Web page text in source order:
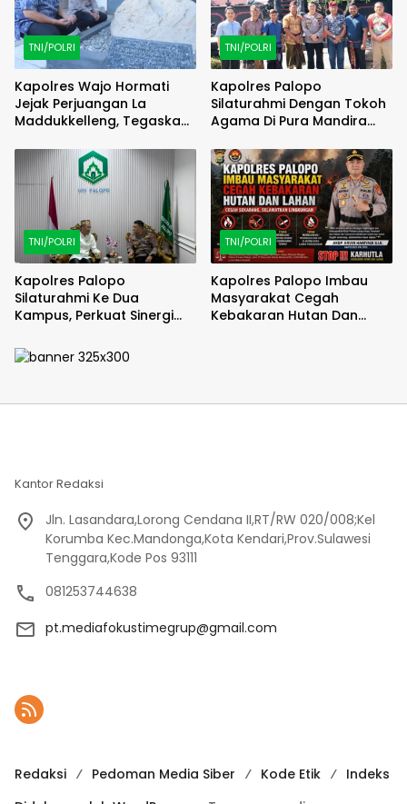
TNI/POLRI
Kapolres Wajo Hormati
Jejak Perjuangan La
Maddukkelleng, Tegaskan
Masyarakat Wajo
TNI/POLRI
Kapolres Palopo
Silaturahmi Dengan Tokoh
Agama Di Pura Mandira
Jaga Kamtibmas
TNI/POLRI
Kapolres Palopo
Silaturahmi Ke Dua
Kampus, Perkuat Sinergi
TNI/POLRI
Kapolres Palopo Imbau
Masyarakat Cegah
Kebakaran Hutan Dan
Kantor Redaksi
Jln. Lasandara,Lorong Cendana II,RT/RW 020/008;Kel
Korumba Kec.Mandonga,Kota Kendari,Prov.Sulawesi
Tenggara,Kode Pos 93111
081253744638
pt.mediafokustimegrup@gmail.com
Redaksi Pedoman Media Siber Kode Etik
Indeks